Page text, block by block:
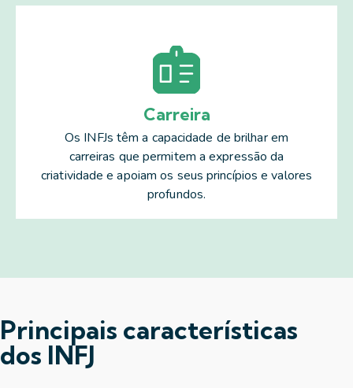
Carreira
Os INFJs têm a capacidade de brilhar em
carreiras que permitem a expressão da
criatividade e apoiam os seus princípios e valores
profundos.
Principais características
dos INFJ